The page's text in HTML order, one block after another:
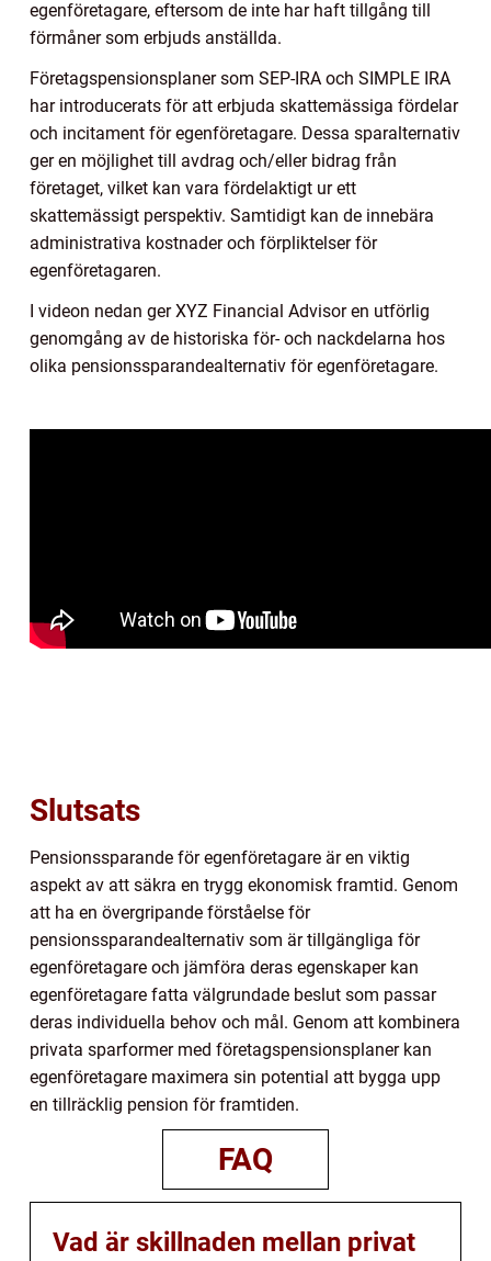
egenföretagare, eftersom de inte har haft tillgång till
förmåner som erbjuds anställda.
Företagspensionsplaner som SEP-IRA och SIMPLE IRA
har introducerats för att erbjuda skattemässiga fördelar
och incitament för egenföretagare. Dessa sparalternativ
ger en möjlighet till avdrag och/eller bidrag från
företaget, vilket kan vara fördelaktigt ur ett
skattemässigt perspektiv. Samtidigt kan de innebära
administrativa kostnader och förpliktelser för
egenföretagaren.
I videon nedan ger XYZ Financial Advisor en utförlig
genomgång av de historiska för- och nackdelarna hos
olika pensionssparandealternativ för egenföretagare.
Slutsats
Pensionssparande för egenföretagare är en viktig
aspekt av att säkra en trygg ekonomisk framtid. Genom
att ha en övergripande förståelse för
pensionssparandealternativ som är tillgängliga för
egenföretagare och jämföra deras egenskaper kan
egenföretagare fatta välgrundade beslut som passar
deras individuella behov och mål. Genom att kombinera
privata sparformer med företagspensionsplaner kan
egenföretagare maximera sin potential att bygga upp
en tillräcklig pension för framtiden.
FAQ
Vad är skillnaden mellan privat